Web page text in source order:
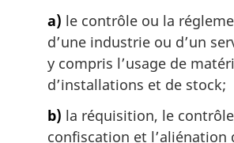
a) le contrôle ou la
d’une industrie ou d’un
y compris l’usage de
d’installations et de stock;
b) la réquisition, le
confiscation et l’aliénation